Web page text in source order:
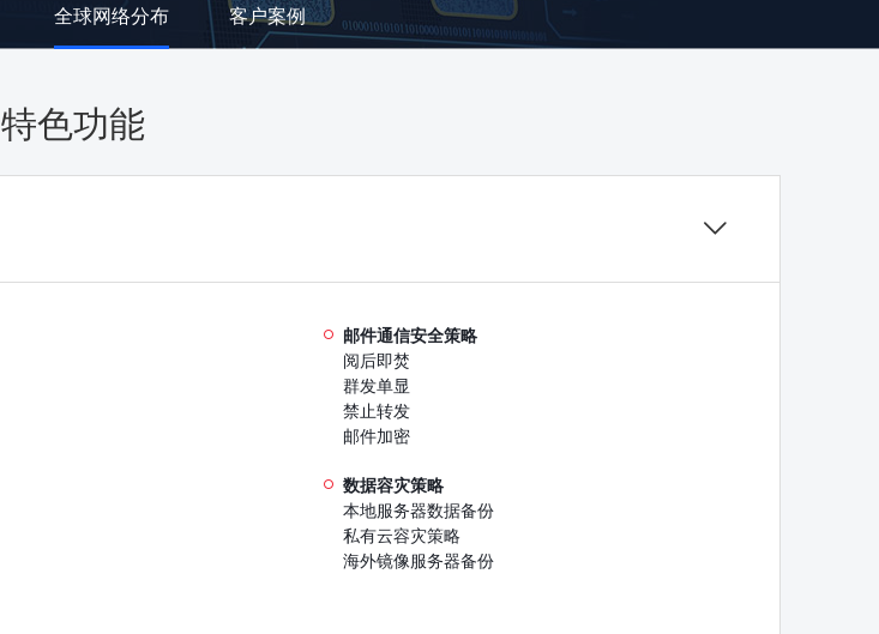
全球网络分布 客户案例
特色功能

邮件通信安全策略
阅后即焚
群发单显
禁止转发
邮件加密
数据容灾策略
本地服务器数据备份
私有云容灾策略
海外镜像服务器备份